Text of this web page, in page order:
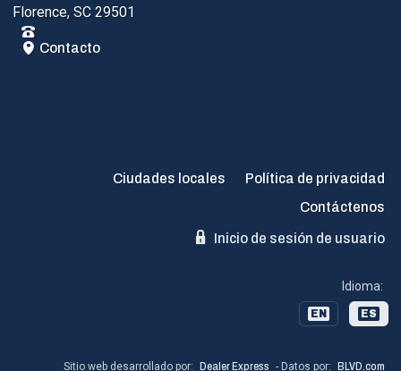
Florence, SC 29501
Contacto
Ciudades locales
Política de privacidad
Contáctenos
Inicio de sesión de usuario
Idioma:
EN ES
Sitio web desarrollado por: Dealer Express - Datos por: BLVD.com